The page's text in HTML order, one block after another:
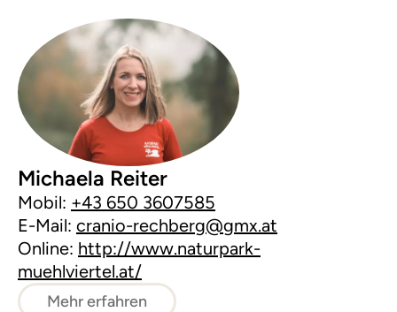
Michaela Reiter
Mobil: +43 650 3607585
E-Mail: cranio-rechberg@gmx.at
Online: http://www.naturpark-
muehlviertel.at/
Mehr erfahren